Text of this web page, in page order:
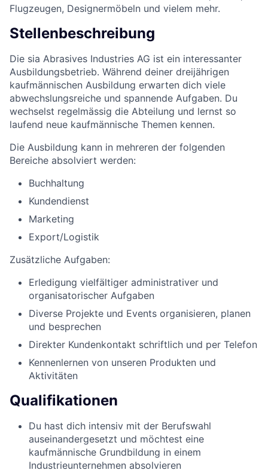
Flugzeugen, Designermöbeln und vielem mehr.
Stellenbeschreibung
Die sia Abrasives Industries AG ist ein interessanter
Ausbildungsbetrieb. Während deiner dreijährigen
kaufmännischen Ausbildung erwarten dich viele
abwechslungsreiche und spannende Aufgaben. Du
wechselst regelmässig die Abteilung und lernst so
laufend neue kaufmännische Themen kennen.
Die Ausbildung kann in mehreren der folgenden
Bereiche absolviert werden:
Buchhaltung
Kundendienst
Marketing
Export/Logistik
Zusätzliche Aufgaben:
Erledigung vielfältiger administrativer und
organisatorischer Aufgaben
Diverse Projekte und Events organisieren, planen
und besprechen
Direkter Kundenkontakt schriftlich und per Telefon
Kennenlernen von unseren Produkten und
Aktivitäten
Qualifikationen
Du hast dich intensiv mit der Berufswahl
auseinandergesetzt und möchtest eine
kaufmännische Grundbildung in einem
Industrieunternehmen absolvieren